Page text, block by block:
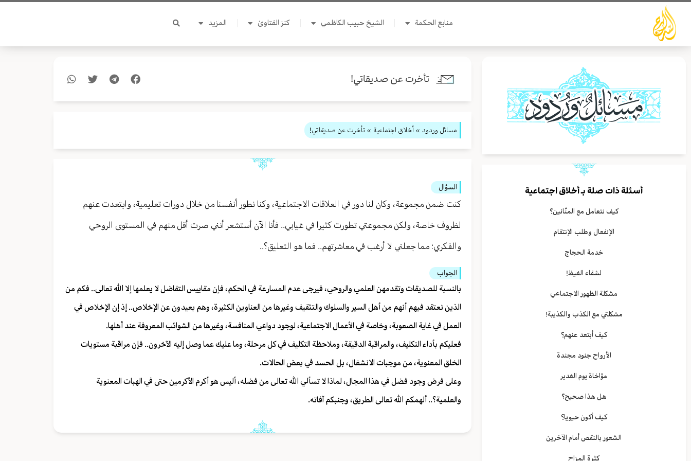
تخطي
المحتوى
منابع الحكمة الشيخ حبيب الكاظمي كنز الفتاوىٰ المزيد
أسئلة ذات صلة بـأخلاق اجتماعية
كيف نتعامل مع المنّانين؟
الإنفعال وطلب الإنتقام
خدمة الحجاج
لشفاء الغيظ!
مشكلة الظهور الاجتماعي
مشكلتي مع الكذب والكذيبة!
كيف أبتعد عنهم؟
الأرواح جنود مجندة
مؤاخاة يوم الغدير
هل هذا صحيح؟
كيف أكون حيويا؟
الشعور بالنقص أمام الآخرين
كثرة المزاح
تأخرت عن صديقاتي!
مسائل وردود » أخلاق اجتماعية » تأخرت عن صديقاتي!
السؤال
كنت ضمن مجموعة، وكان لنا دور في العلاقات الاجتماعية، وكنا نطور أنفسنا من خلال دورات تعليمية، وابتعدت عنهم
لظروف خاصة، ولكن مجموعتي تطورت كثيرا في غيابي.. فأنا الآن أستشعر أنني صرت أقل منهم في المستوى الروحي
والفكري؛ مما جعلني لا أرغب في معاشرتهم.. فما هو التعليق؟..
الجواب
بالنسبة للصديقات وتقدمهن العلمي والروحي، فيرجى عدم المسارعة في الحكم، فإن مقاييس التفاضل لا يعلمها إلا الله تعالى.. فكم من
الذين نعتقد فيهم أنهم من أهل السير والسلوك والتثقيف وغيرها من العناوين الكثيرة، وهم بعيدون عن الإخلاص.. إذ إن الإخلاص في
العمل في غاية الصعوبة، وخاصة في الأعمال الاجتماعية، لوجود دواعي المنافسة، وغيرها من الشوائب المعروفة عند أهلها.
فعليكم بأداء التكليف، والمراقبة الدقيقة، وملاحظة التكليف في كل مرحلة، وما عليك عما وصل إليه الآخرون.. فإن مراقبة مستويات
الخلق المعنوية، من موجبات الانشغال، بل الحسد في بعض الحالات.
وعلى فرض وجود فضل في هذا المجال، لماذا لا تسألي الله تعالى من فضله، أليس هو أكرم الأكرمين حتى في الهبات المعنوية
والعلمية؟.. ألهمكم الله تعالى الطريق، وجنبكم آفاته.